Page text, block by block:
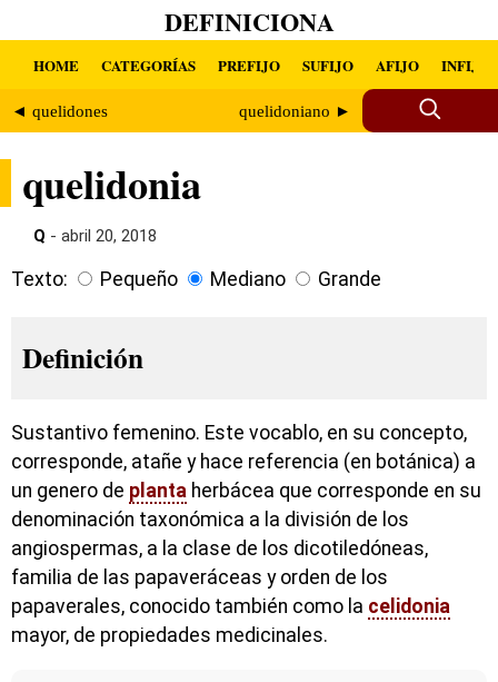
DEFINICIONA
HOME CATEGORÍAS PREFIJO SUFIJO AFIJO INFIJO
◄ quelidones quelidoniano ►
quelidonia
Q - abril 20, 2018
Texto: Pequeño Mediano Grande
Definición
Sustantivo femenino. Este vocablo, en su concepto,
corresponde, atañe y hace referencia (en botánica) a
un genero de planta herbácea que corresponde en su
denominación taxonómica a la división de los
angiospermas, a la clase de los dicotiledóneas,
familia de las papaveráceas y orden de los
papaverales, conocido también como la celidonia
mayor, de propiedades medicinales.